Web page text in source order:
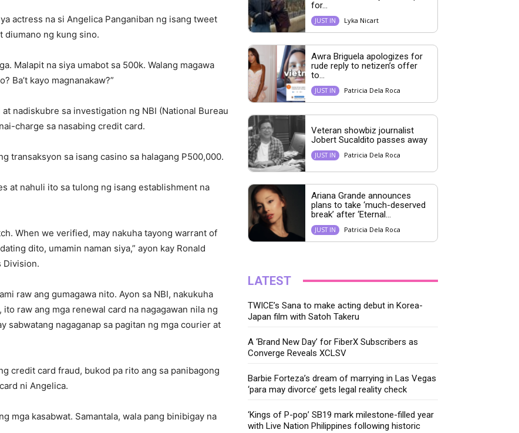
actress na si Angelica Panganiban ng isang tweet
diumano ng kung sino.
Malapit na siya umabot sa 500k. Walang magawa
Ba’t kayo magnanakaw?”
nadiskubre sa investigation ng NBI (National Bureau
charge sa nasabing credit card.
transaksyon sa isang casino sa halagang P500,000.
at nahuli ito sa tulong ng isang establishment na
When we verified, may nakuha tayong warrant of
dito, umamin naman siya,” ayon kay Ronald
Division.
raw ang gumagawa nito. Ayon sa NBI, nakukuha
raw ang mga renewal card na nagagawan nila ng
sabwatang nagaganap sa pagitan ng mga courier at
credit card fraud, bukod pa rito ang sa panibagong
ni Angelica.
mga kasabwat. Samantala, wala pang binibigay na
for...
JUST IN Lyka Nicart
Awra Briguela apologizes for
rude reply to netizen’s offer
to...
JUST IN Patricia Dela Roca
Veteran showbiz journalist
Jobert Sucaldito passes away
JUST IN Patricia Dela Roca
Ariana Grande announces
plans to take ‘much-deserved
break’ after ‘Eternal...
JUST IN Patricia Dela Roca
LATEST
TWICE’s Sana to make acting debut in Korea-
Japan film with Satoh Takeru
A ‘Brand New Day’ for FiberX Subscribers as
Converge Reveals XCLSV
Barbie Forteza’s dream of marrying in Las Vegas
‘para may divorce’ gets legal reality check
‘Kings of P-pop’ SB19 mark milestone-filled year
with Live Nation Philippines following historic